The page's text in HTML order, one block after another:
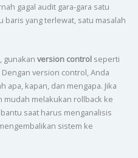
gagal audit gara-gara satu
baris yang terlewat, satu masalah
gunakan version controlseperti
version control, Anda
apa, kapan, dan mengapa. Jika
mudah melakukan rollback ke
saat harus menganalisis
sistem ke